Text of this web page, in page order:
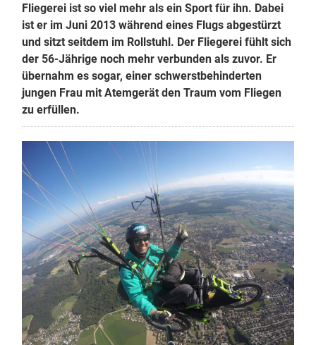
Fliegerei ist so viel mehr als ein Sport für ihn. Dabei
ist er im Juni 2013 während eines Flugs abgestürzt
und sitzt seitdem im Rollstuhl. Der Fliegerei fühlt sich
der 56-Jährige noch mehr verbunden als zuvor. Er
übernahm es sogar, einer schwerstbehinderten
jungen Frau mit Atemgerät den Traum vom Fliegen
zu erfüllen.